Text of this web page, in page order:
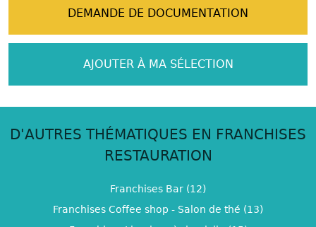
DEMANDE DE DOCUMENTATION
AJOUTER À MA SÉLECTION
D'AUTRES THÉMATIQUES EN FRANCHISES
RESTAURATION
Franchises Bar (12)
Franchises Coffee shop - Salon de thé (13)